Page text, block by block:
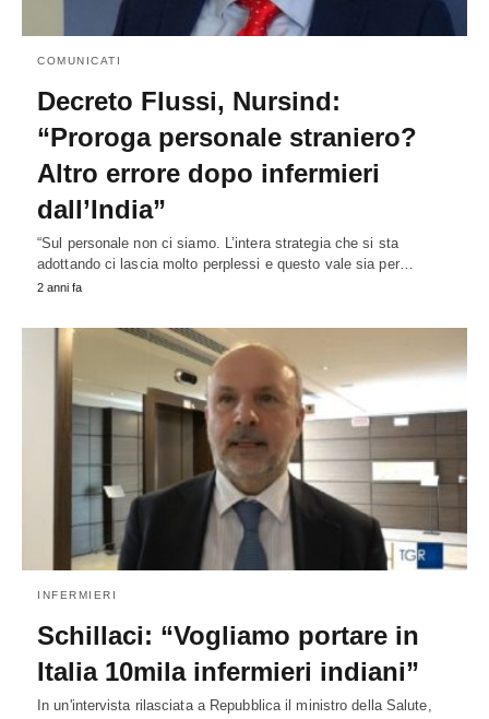
COMUNICATI
Decreto Flussi, Nursind:
“Proroga personale straniero?
Altro errore dopo infermieri
dall’India”
“Sul personale non ci siamo. L’intera strategia che si sta
adottando ci lascia molto perplessi e questo vale sia per…
2 anni fa
INFERMIERI
Schillaci: “Vogliamo portare in
Italia 10mila infermieri indiani”
In un'intervista rilasciata a Repubblica il ministro della Salute,